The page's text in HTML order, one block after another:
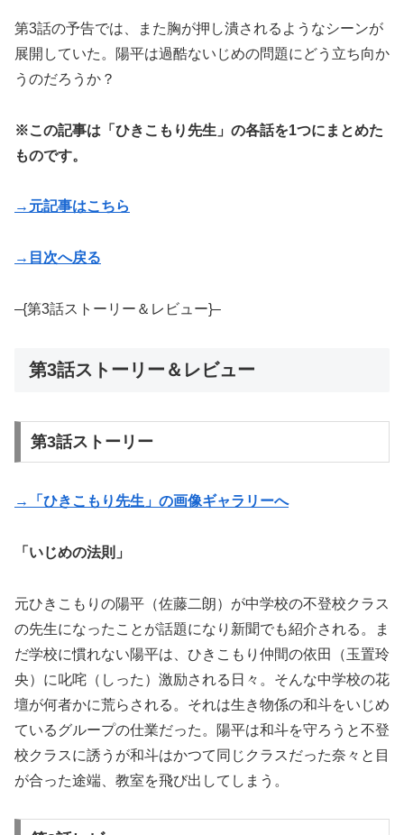
第3話の予告では、また胸が押し潰されるようなシーンが
展開していた。陽平は過酷ないじめの問題にどう立ち向か
うのだろうか？
※この記事は「ひきこもり先生」の各話を1つにまとめた
ものです。
→元記事はこちら
→目次へ戻る
–{第3話ストーリー＆レビュー}–
第3話ストーリー＆レビュー
第3話ストーリー
→「ひきこもり先生」の画像ギャラリーへ
「いじめの法則」
元ひきこもりの陽平（佐藤二朗）が中学校の不登校クラス
の先生になったことが話題になり新聞でも紹介される。ま
だ学校に慣れない陽平は、ひきこもり仲間の依田（玉置玲
央）に叱咤（しった）激励される日々。そんな中学校の花
壇が何者かに荒らされる。それは生き物係の和斗をいじめ
ているグループの仕業だった。陽平は和斗を守ろうと不登
校クラスに誘うが和斗はかつて同じクラスだった奈々と目
が合った途端、教室を飛び出してしまう。